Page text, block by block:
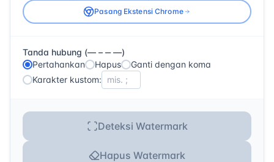
Pasang Ekstensi Chrome
Tanda hubung (— – ‒ ―)
Pertahankan
Hapus
Ganti dengan koma
Karakter kustom:
Deteksi Watermark
Hapus Watermark